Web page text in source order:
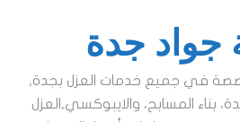
جواد جدة
في جميع خدمات العزل بجدة,
بناء المسابح، والايبوكسي,العزل